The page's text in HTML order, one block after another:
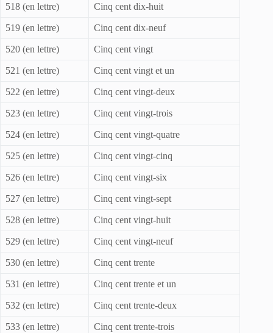
518 (en lettre) Cinq cent dix-huit
519 (en lettre) Cinq cent dix-neuf
520 (en lettre) Cinq cent vingt
521 (en lettre) Cinq cent vingt et un
522 (en lettre) Cinq cent vingt-deux
523 (en lettre) Cinq cent vingt-trois
524 (en lettre) Cinq cent vingt-quatre
525 (en lettre) Cinq cent vingt-cinq
526 (en lettre) Cinq cent vingt-six
527 (en lettre) Cinq cent vingt-sept
528 (en lettre) Cinq cent vingt-huit
529 (en lettre) Cinq cent vingt-neuf
530 (en lettre) Cinq cent trente
531 (en lettre) Cinq cent trente et un
532 (en lettre) Cinq cent trente-deux
533 (en lettre) Cinq cent trente-trois